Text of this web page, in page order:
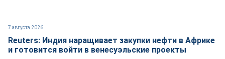
7 августа 2026
Reuters: Индия наращивает закупки нефти в Африке
и готовится войти в венесуэльские проекты